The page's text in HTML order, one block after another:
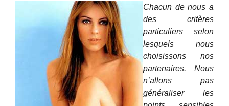
Chacun de nous a
des critères
particuliers selon
lesquels nous
choisissons nos
partenaires. Nous
n’allons pas
généraliser les